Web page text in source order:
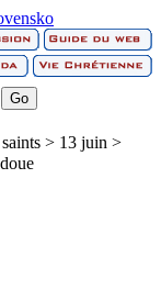
> 13 juin >